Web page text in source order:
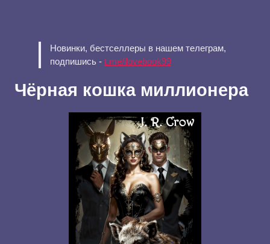
Новинки, бестселлеры в нашем телеграм,
подпишись - t.me/ilovebook99
Чёрная кошка миллионера